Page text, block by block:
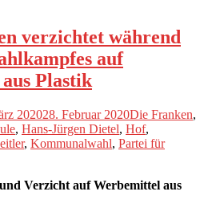
verzichtet während
auf
Plastik
202028. Februar 2020Die Franken,
, Hans-Jürgen Dietel, Hof,
, Kommunalwahl, Partei für
Verzicht auf Werbemittel aus